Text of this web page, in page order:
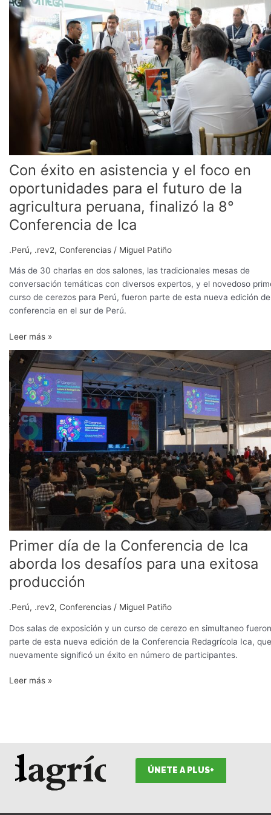
Con éxito en asistencia y el foco en
oportunidades para el futuro de la
agricultura peruana, finalizó la 8°
Conferencia de Ica
.Perú, .rev2, Conferencias / Miguel Patiño
Más de 30 charlas en dos salones, las tradicionales mesas de
conversación temáticas con diversos expertos, y el novedoso
curso de cerezos para Perú, fueron parte de esta nueva edición
conferencia en el sur de Perú.
en
asistencia
oportunidades
la
agricultura
finalizó
la
8°
Conferencia
de
Leer más »
Primer día de la Conferencia de Ica
aborda los desafíos para una exitosa
producción
.Perú, .rev2, Conferencias / Miguel Patiño
Dos salas de exposición y un curso de cerezo en simultaneo fueron
parte de esta nueva edición de la Conferencia Redagrícola Ica, que
nuevamente significó un éxito en número de participantes.
Primer
de
la
Conferencia
de
Ica
aborda
desafíos
para
exitosa
producción
Leer más »
ÚNETE A PLUS+